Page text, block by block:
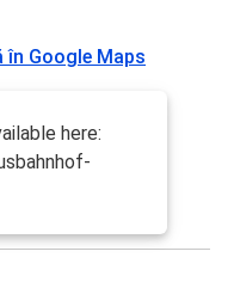
în Google Maps
here: